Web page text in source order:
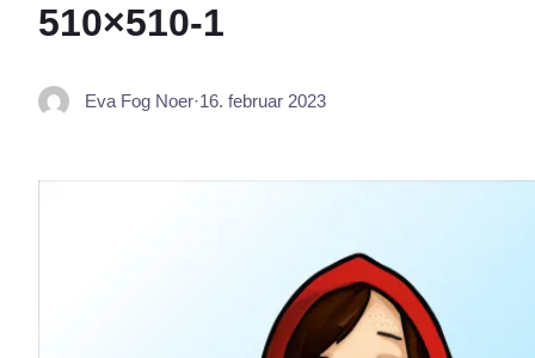
510×510-1
Eva Fog Noer·16. februar 2023